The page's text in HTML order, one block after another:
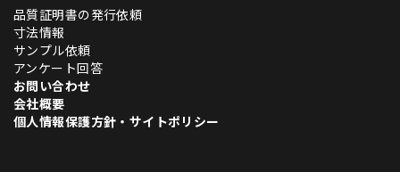
品質証明書の発行依頼
寸法情報
サンプル依頼
アンケート回答
お問い合わせ
会社概要
個人情報保護方針・サイトポリシー